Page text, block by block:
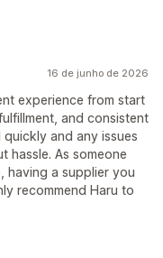
16 de junho de 2026
experience from start
and consistent
and any issues
hassle. As someone
having a supplier you
recommend Haru to